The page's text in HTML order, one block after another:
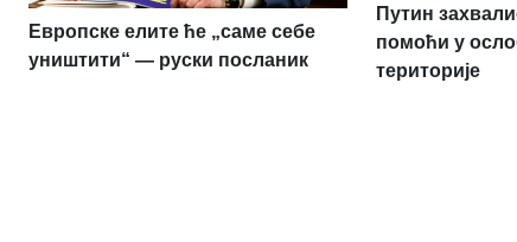
Европске елите ће „саме себе
уништити“ — руски посланик
Путин
помоћи у
територије